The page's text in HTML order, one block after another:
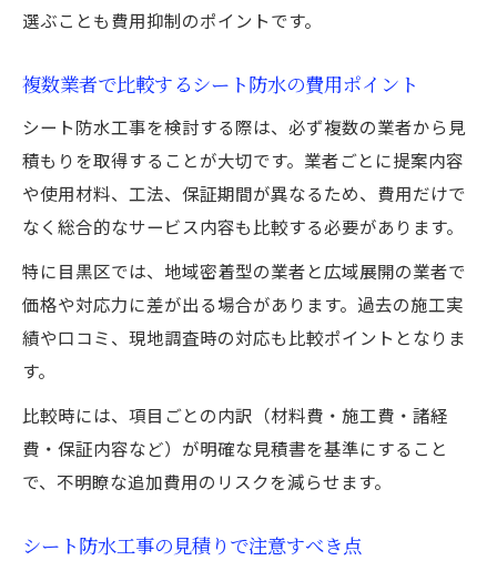
選ぶことも費用抑制のポイントです。
複数業者で比較するシート防水の費用ポイント
シート防水工事を検討する際は、必ず複数の業者から見
積もりを取得することが大切です。業者ごとに提案内容
や使用材料、工法、保証期間が異なるため、費用だけで
なく総合的なサービス内容も比較する必要があります。
特に目黒区では、地域密着型の業者と広域展開の業者で
価格や対応力に差が出る場合があります。過去の施工実
績や口コミ、現地調査時の対応も比較ポイントとなりま
す。
比較時には、項目ごとの内訳（材料費・施工費・諸経
費・保証内容など）が明確な見積書を基準にすること
で、不明瞭な追加費用のリスクを減らせます。
シート防水工事の見積りで注意すべき点